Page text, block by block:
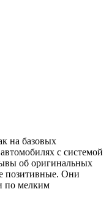
на базовых
с системой
об оригинальных
позитивные. Они
по мелким